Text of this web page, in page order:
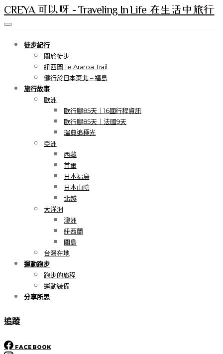
CREYA 可以呀 - Traveling In Life 在生活中旅行
徒步紀行
關於徒步
紐西蘭 Te Araroa Trail
健行於日本東北 – 福島
旅行故事
歐洲
歐行腿85天｜16國行程資訊
歐行腿85天｜法國9天
瑞典追極光
亞洲
西藏
首爾
日本福島
日本山陰
北越
大洋洲
澳洲
紐西蘭
關島
台灣在地
運動跑步
跑步的旅程
運動裝備
分享所思
追蹤
FACEBOOK